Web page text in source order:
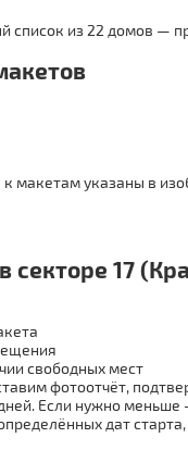
список из 22 домов —
макетам указаны в
секторе 17
свободных мест
фотоотчёт,
Если нужно меньше
дат